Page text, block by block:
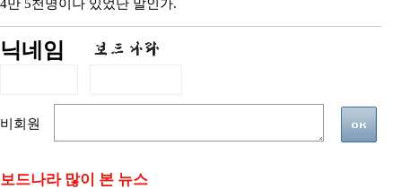
4만 5천명이나 있었단 말인가.
닉네임
비회원
보드나라 많이 본 뉴스